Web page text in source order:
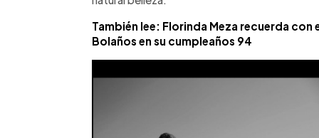
También lee: Florinda Meza recuerda
Bolaños en su cumpleaños 94